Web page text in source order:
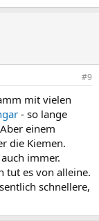
#9
mit vielen
- so lange
einem
die Kiemen.
immer.
tut es von alleine.
schnellere,